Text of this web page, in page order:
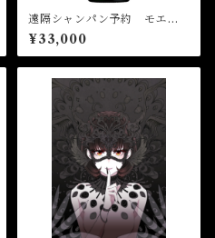
遠隔シャンパン予約 モエ
ネクター
¥33,000